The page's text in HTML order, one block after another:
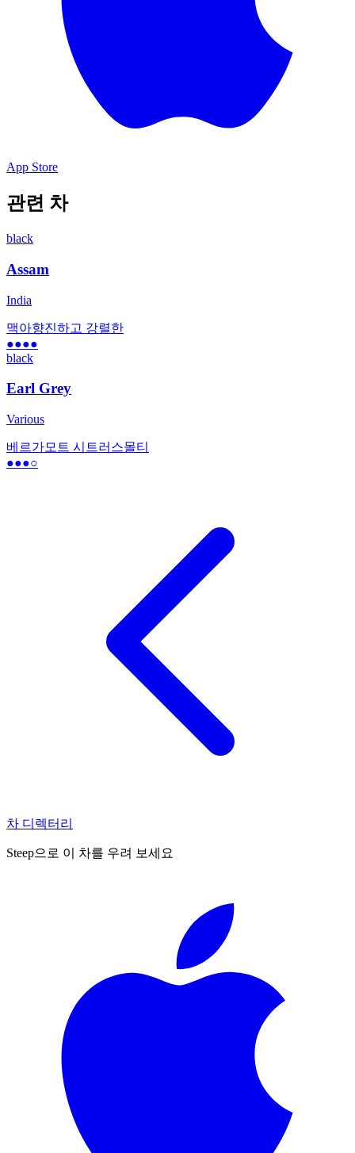
App Store
관련 차
black
Assam
India
맥아향진하고 강렬한
●●●●
black
Earl Grey
Various
베르가모트 시트러스몰티
●●●○
차 디렉터리
Steep으로 이 차를 우려 보세요